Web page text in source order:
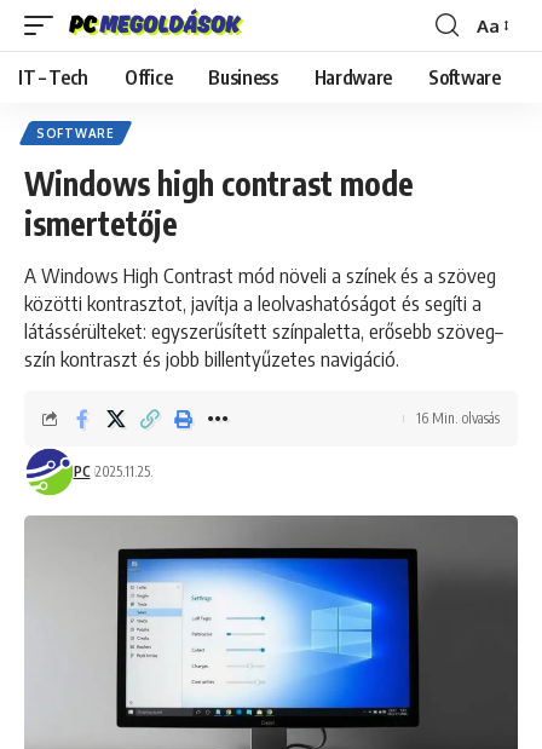
Font
Resizer
Aa
IT – Tech Office Business Hardware Software
SOFTWARE
Windows high contrast mode
ismertetője
A Windows High Contrast mód növeli a színek és a szöveg
közötti kontrasztot, javítja a leolvashatóságot és segíti a
látássérülteket: egyszerűsített színpaletta, erősebb szöveg–
szín kontraszt és jobb billentyűzetes navigáció.
PC 2025.11.25.
16 Min. olvasás